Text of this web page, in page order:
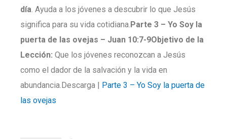
día. Ayuda a los jóvenes a descubrir lo que Jesús
significa para su vida cotidiana.Parte 3 – Yo Soy la
puerta de las ovejas – Juan 10:7-9Objetivo de la
Lección: Que los jóvenes reconozcan a Jesús
como el dador de la salvación y la vida en
abundancia.Descarga | Parte 3 – Yo Soy la puerta de
las ovejas